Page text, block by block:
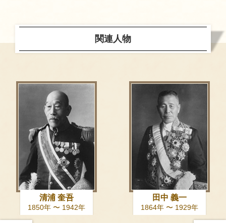
関連人物
清浦 奎吾
1850年 〜 1942年
田中 義一
1864年 〜 1929年